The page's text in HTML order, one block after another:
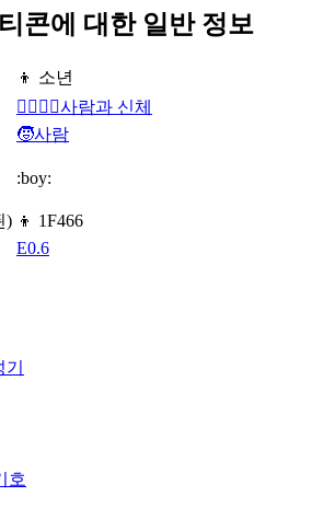
콘에 대한 일반 정보
👦 소년
👩‍❤️‍💋‍👨사람과 신체
🧒사람
:boy:
) 👦 1F466
E0.6
호